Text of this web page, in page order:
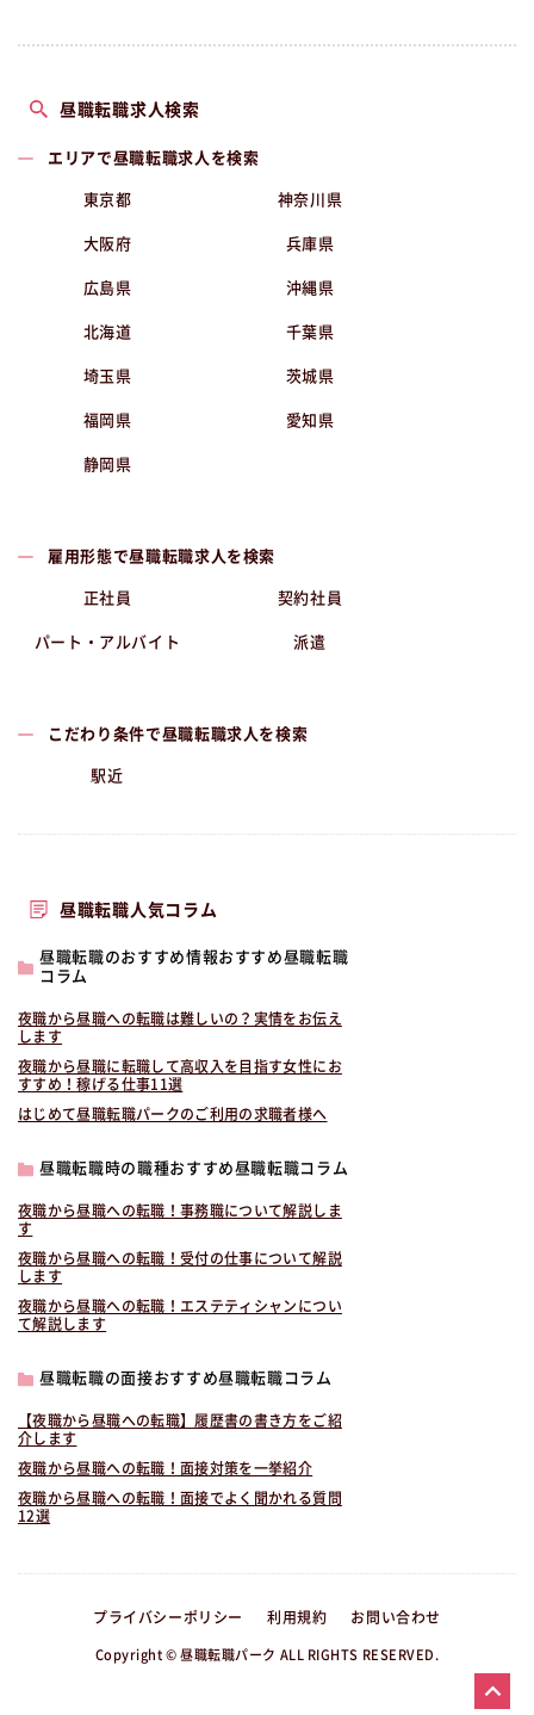
昼職転職求人検索
エリアで昼職転職求人を検索
東京都 神奈川県
大阪府 兵庫県
広島県 沖縄県
北海道 千葉県
埼玉県 茨城県
福岡県 愛知県
静岡県
雇用形態で昼職転職求人を検索
正社員 契約社員
パート・アルバイト 派遣
こだわり条件で昼職転職求人を検索
駅近
昼職転職人気コラム
昼職転職のおすすめ情報おすすめ昼職転職
コラム
夜職から昼職への転職は難しいの？実情をお伝え
します
夜職から昼職に転職して高収入を目指す女性にお
すすめ！稼げる仕事11選
はじめて昼職転職パークのご利用の求職者様へ
昼職転職時の職種おすすめ昼職転職コラム
夜職から昼職への転職！事務職について解説しま
す
夜職から昼職への転職！受付の仕事について解説
します
夜職から昼職への転職！エステティシャンについ
て解説します
昼職転職の面接おすすめ昼職転職コラム
【夜職から昼職への転職】履歴書の書き方をご紹
介します
夜職から昼職への転職！面接対策を一挙紹介
夜職から昼職への転職！面接でよく聞かれる質問
12選
プライバシーポリシー 利用規約 お問い合わせ
Copyright © 昼職転職パーク ALL RIGHTS RESERVED.